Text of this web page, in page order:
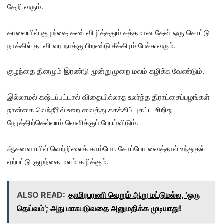
தேறி வரும்.
காலையில் குழந்தை கண் விழித்ததும் சுத்தமான தேன் ஒரு சொட்டு
நாக்கில் தடவி வர நாக்கு பிறண்டு சீக்கிரம் பேச்சு வரும்.
குழந்தை தினமும் இரண்டு மூன்று முறை மலம் கழிக்க வேண்டும்.
இல்லாமல் கஷ்டப்பட்டால் விதையில்லாத உலர்ந்த திராட்சைப்பழங்கள்
நான்கை வெந்நீரில் ஊற வைத்து கசக்கிப் புகட்ட சிறிது
நேரத்திற்கெல்லாம் வெளிக்குப் போய்விடும்.
ஆசனவாயில் வெற்றிலைக் காம்போ. சோப்போ வைத்தால் உந்துதல்
ஏற்பட்டு குழந்தை மலம் கழிக்கும்.
ALSO READ: தாமிரபரணி வெறும் ஆறு மட்டுமல்ல, ‘ஒரு
தெய்வம்’; அது மாசுபடுவதை அனுமதிக்க முடியாது!